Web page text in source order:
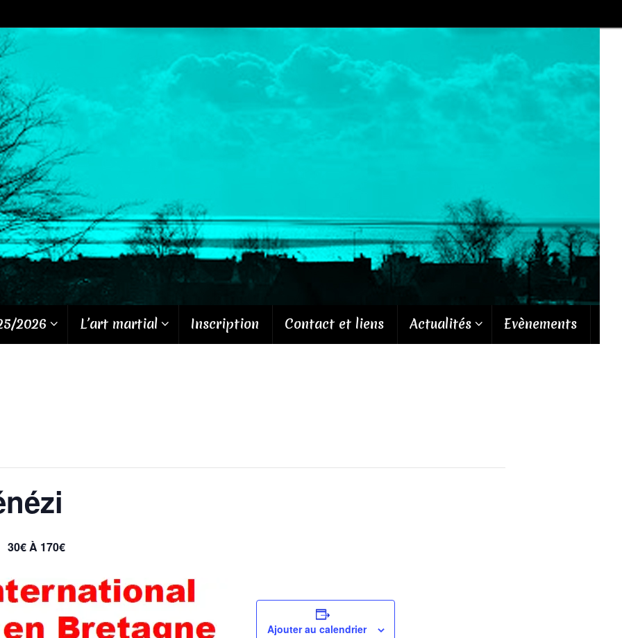
2026 L’art martial Inscription Contact et liens Actualités Evènements
30€ À 170€
Ajouter au calendrier